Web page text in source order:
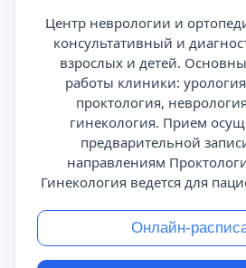
Центр неврологии и
консультативный и
взрослых и детей.
работы клиники:
проктология,
гинекология. Прием
предварительной
направлениям
Гинекология ведется для
Онлайн-